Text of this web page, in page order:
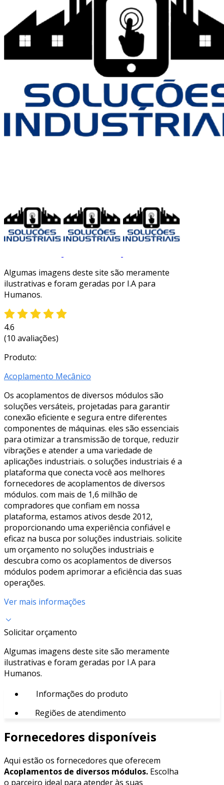
Algumas imagens deste site são meramente
ilustrativas e foram geradas por I.A para
Humanos.
4.6
(10 avaliações)
Produto:
Acoplamento Mecânico
Os acoplamentos de diversos módulos são
soluções versáteis, projetadas para garantir
conexão eficiente e segura entre diferentes
componentes de máquinas. eles são essenciais
para otimizar a transmissão de torque, reduzir
vibrações e atender a uma variedade de
aplicações industriais. o soluções industriais é a
plataforma que conecta você aos melhores
fornecedores de acoplamentos de diversos
módulos. com mais de 1,6 milhão de
compradores que confiam em nossa
plataforma, estamos ativos desde 2012,
proporcionando uma experiência confiável e
eficaz na busca por soluções industriais. solicite
um orçamento no soluções industriais e
descubra como os acoplamentos de diversos
módulos podem aprimorar a eficiência das suas
operações.
Ver mais informações
Solicitar orçamento
Algumas imagens deste site são meramente
ilustrativas e foram geradas por I.A para
Humanos.
Informações do produto
Regiões de atendimento
Fornecedores disponíveis
Aqui estão os fornecedores que oferecem
Acoplamentos de diversos módulos. Escolha
o parceiro ideal para atender às suas